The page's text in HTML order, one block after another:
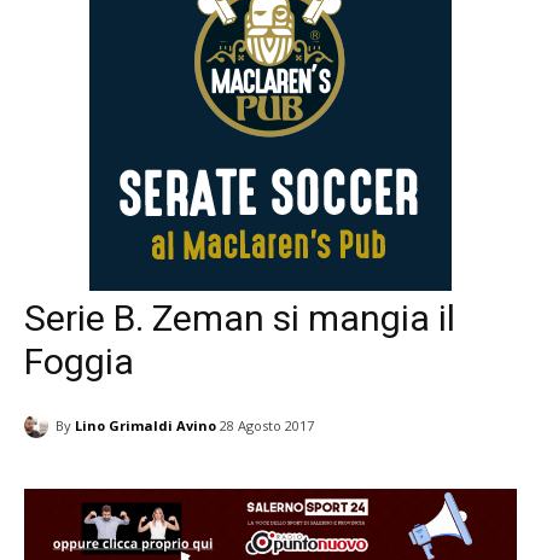
Serie B. Zeman si mangia il
Foggia
By Lino Grimaldi Avino 28 Agosto 2017